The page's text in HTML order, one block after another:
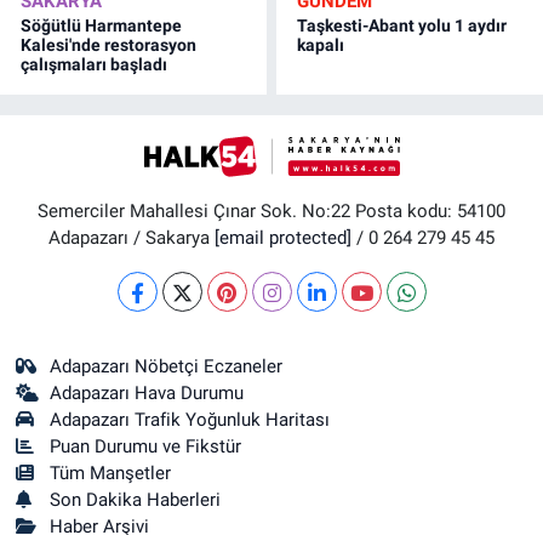
Söğütlü Harmantepe
Kalesi'nde restorasyon
çalışmaları başladı
Taşkesti-Abant yolu 1 aydır
kapalı
Semerciler Mahallesi Çınar Sok. No:22 Posta kodu: 54100
Adapazarı / Sakarya [email protected] / 0 264 279 45 45
Adapazarı Nöbetçi Eczaneler
Adapazarı Hava Durumu
Adapazarı Trafik Yoğunluk Haritası
Puan Durumu ve Fikstür
Tüm Manşetler
Son Dakika Haberleri
Haber Arşivi